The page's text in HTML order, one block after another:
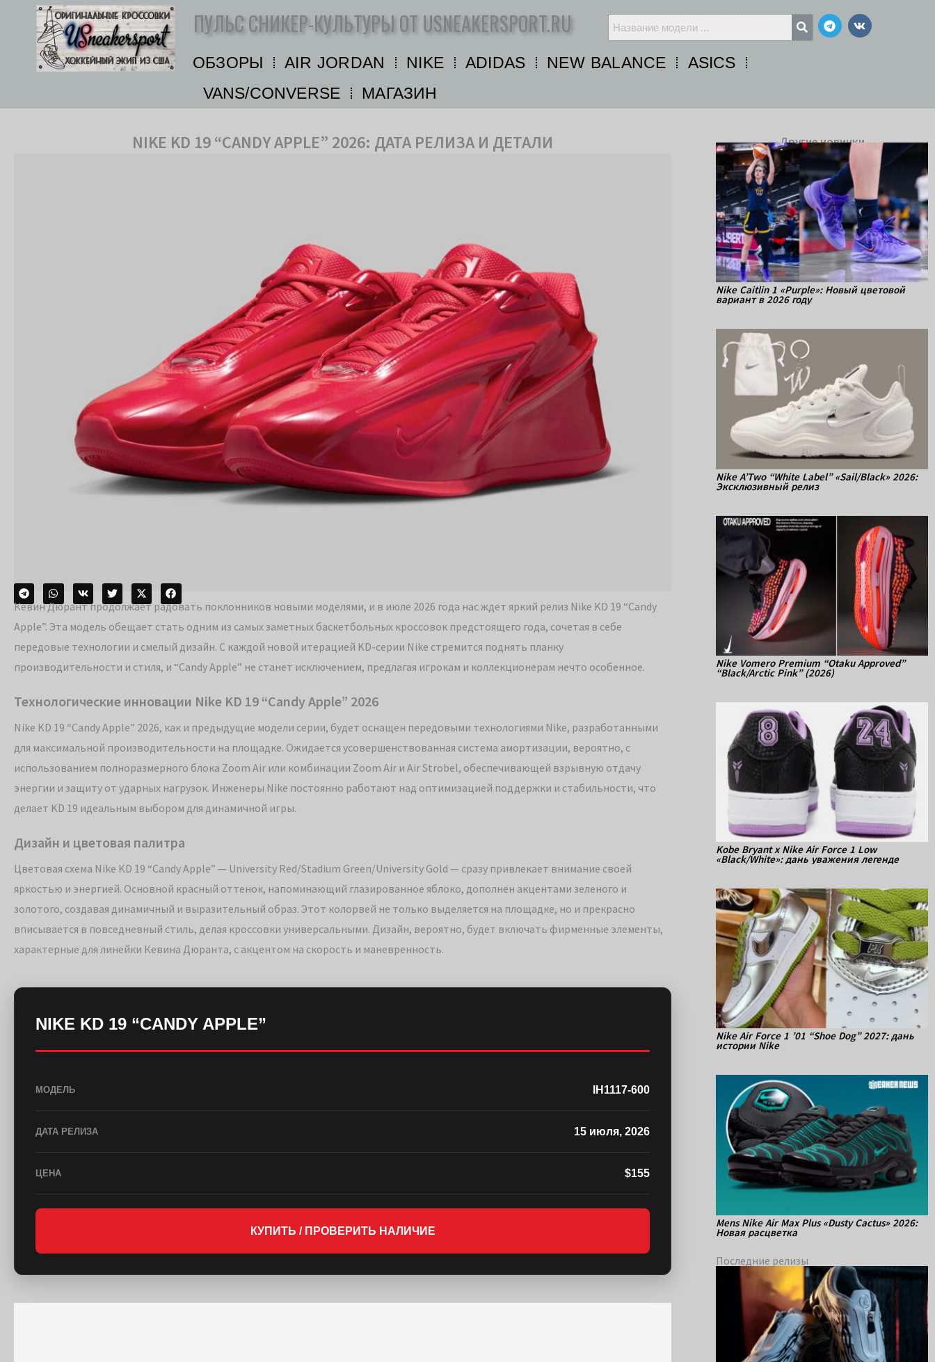
Перейти
содержимому
ПУЛЬС СНИКЕР-КУЛЬТУРЫ ОТ USNEAKERSPORT.RU Telegram
Vk
ОБЗОРЫ AIR JORDAN NIKE ADIDAS NEW BALANCE
ASICS
VANS/CONVERSE
МАГАЗИН
NIKE KD 19 “CANDY APPLE” 2026: ДАТА РЕЛИЗА И ДЕТАЛИ
Кевин Дюрант продолжает радовать поклонников новыми моделями, и в июле 2026 года нас ждет яркий релиз Nike KD 19 “Candy
Apple”. Эта модель обещает стать одним из самых заметных баскетбольных кроссовок предстоящего года, сочетая в себе
передовые технологии и смелый дизайн. С каждой новой итерацией KD-серии Nike стремится поднять планку
производительности и стиля, и “Candy Apple” не станет исключением, предлагая игрокам и коллекционерам нечто особенное.
Технологические инновации Nike KD 19 “Candy Apple” 2026
Nike KD 19 “Candy Apple” 2026, как и предыдущие модели серии, будет оснащен передовыми технологиями Nike, разработанными
для максимальной производительности на площадке. Ожидается усовершенствованная система амортизации, вероятно, с
использованием полноразмерного блока Zoom Air или комбинации Zoom Air и Air Strobel, обеспечивающей взрывную отдачу
энергии и защиту от ударных нагрузок. Инженеры Nike постоянно работают над оптимизацией поддержки и стабильности, что
делает KD 19 идеальным выбором для динамичной игры.
Дизайн и цветовая палитра
Цветовая схема Nike KD 19 “Candy Apple” — University Red/Stadium Green/University Gold — сразу привлекает внимание своей
яркостью и энергией. Основной красный оттенок, напоминающий глазированное яблоко, дополнен акцентами зеленого и
золотого, создавая динамичный и выразительный образ. Этот колорвей не только выделяется на площадке, но и прекрасно
вписывается в повседневный стиль, делая кроссовки универсальными. Дизайн, вероятно, будет включать фирменные элементы,
характерные для линейки Кевина Дюранта, с акцентом на скорость и маневренность.
NIKE KD 19 “CANDY APPLE”
МОДЕЛЬ IH1117-600
ДАТА РЕЛИЗА 15 июля, 2026
ЦЕНА $155
КУПИТЬ / ПРОВЕРИТЬ НАЛИЧИЕ
Другие новинки
Nike Caitlin 1 «Purple»: Новый цветовой
вариант в 2026 году
Nike A’Two “White Label” «Sail/Black» 2026:
Эксклюзивный релиз
Nike Vomero Premium “Otaku Approved”
“Black/Arctic Pink” (2026)
Kobe Bryant x Nike Air Force 1 Low
«Black/White»: дань уважения легенде
Nike Air Force 1 ’01 “Shoe Dog” 2027: дань
истории Nike
Mens Nike Air Max Plus «Dusty Cactus» 2026:
Новая расцветка
Последние релизы